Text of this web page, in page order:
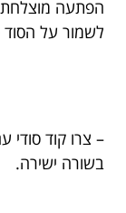
הפתעה
לשמור על
– צרו קוד סודי
בשורה ישירה.